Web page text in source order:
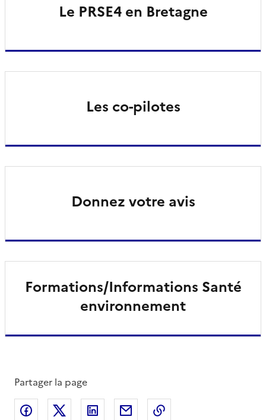
Le PRSE4 en Bretagne
Les co-pilotes
Donnez votre avis
Formations/Informations Santé
environnement
Partager la page
Partager sur Facebook
Partager sur XPartager sur LinkedIn
Partager par email